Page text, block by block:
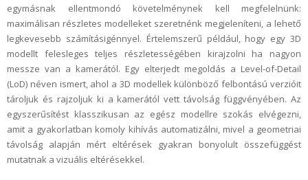
egymásnak ellentmondó követelménynek kell megfelelnünk:
maximálisan részletes modelleket szeretnénk megjeleníteni, a lehető
legkevesebb számításigénnyel. Értelemszerű például, hogy egy 3D
modellt felesleges teljes részletességében kirajzolni ha nagyon
messze van a kamerától. Egy elterjedt megoldás a Level-of-Detail
(LoD) néven ismert, ahol a 3D modellek különböző felbontású verzióit
tároljuk és rajzoljuk ki a kamerától vett távolság függvényében. Az
egyszerűsítést klasszikusan az egész modellre szokás elvégezni,
amit a gyakorlatban komoly kihívás automatizálni, mivel a geometriai
távolság alapján mért eltérések gyakran bonyolult összefüggést
mutatnak a vizuális eltérésekkel.